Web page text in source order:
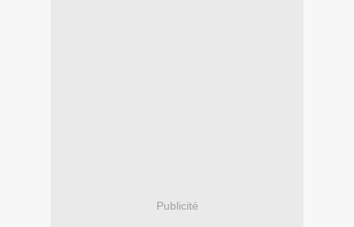
Publicité